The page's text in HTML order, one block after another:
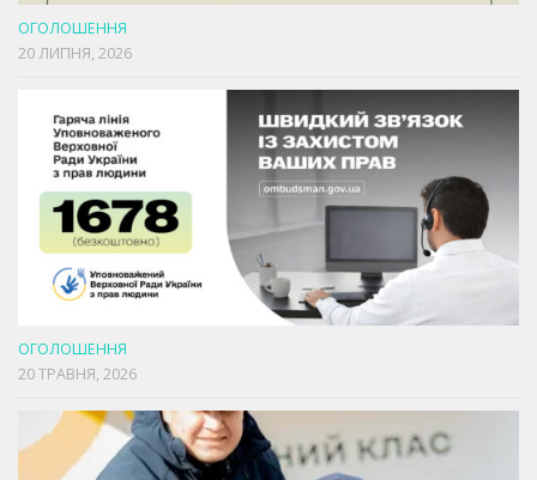
ОГОЛОШЕННЯ
20 ЛИПНЯ, 2026
ОГОЛОШЕННЯ
20 ТРАВНЯ, 2026